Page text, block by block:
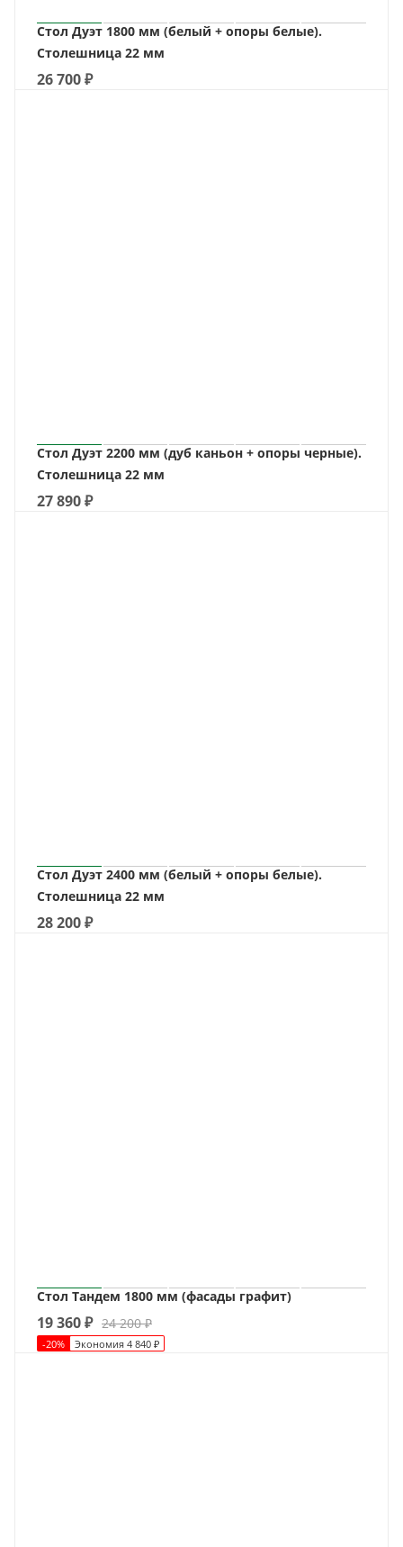
Стол Дуэт 1800 мм (белый + опоры белые).
Столешница 22 мм
26 700₽
Стол Дуэт 2200 мм (дуб каньон + опоры черные).
Столешница 22 мм
27 890₽
Стол Дуэт 2400 мм (белый + опоры белые).
Столешница 22 мм
28 200₽
Стол Тандем 1800 мм (фасады графит)
19 360₽ 24 200₽
-20% Экономия 4 840 ₽